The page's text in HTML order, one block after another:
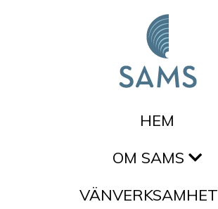
HEM
OM SAMS
VÄNVERKSAMHET